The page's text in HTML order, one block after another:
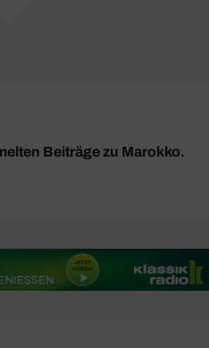
Beiträge zu Marokko.